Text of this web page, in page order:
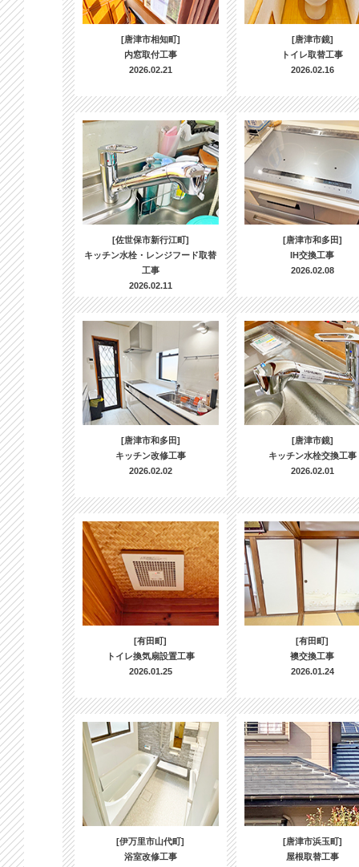
[唐津市相知町]
内窓取付工事
2026.02.21
[唐津市鏡]
トイレ取替工事
2026.02.16
[佐世保市新行江町]
キッチン水栓・レンジフード取替
工事
2026.02.11
[唐津市和多田]
IH交換工事
2026.02.08
[唐津市和多田]
キッチン改修工事
2026.02.02
[唐津市鏡]
キッチン水栓交換工事
2026.02.01
[有田町]
トイレ換気扇設置工事
2026.01.25
[有田町]
襖交換工事
2026.01.24
[伊万里市山代町]
浴室改修工事
[唐津市浜玉町]
屋根取替工事